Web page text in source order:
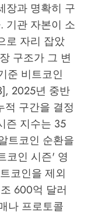
장과 명확히 구
기관 자본이 소
로 자리 잡았
구조가 그 변
준 비트코인
2025년 중반
적 구간을 결정
즌 지수는 35
트코인 순환을
코인 시즌' 영
코인을 제외
600억 달러
나 프로토콜